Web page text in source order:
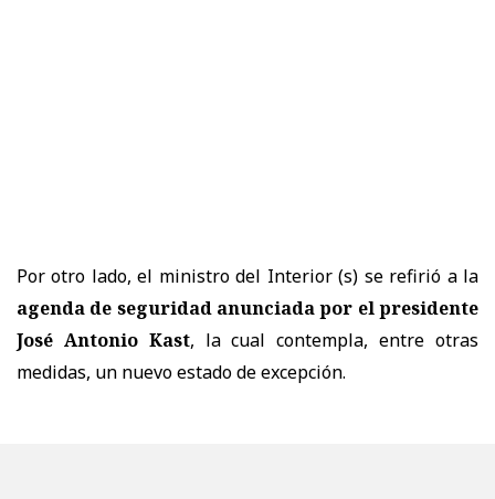
Por otro lado, el ministro del Interior (s) se refirió a la
agenda de seguridad anunciada por el presidente
José Antonio Kast, la cual contempla, entre otras
medidas, un nuevo estado de excepción.